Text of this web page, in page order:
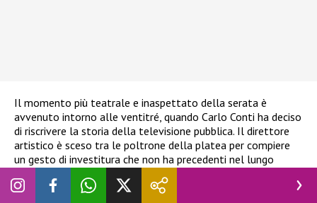
Il momento più teatrale e inaspettato della serata è
avvenuto intorno alle ventitré, quando Carlo Conti ha deciso
di riscrivere la storia della televisione pubblica. Il direttore
artistico è sceso tra le poltrone della platea per compiere
un gesto di investitura che non ha precedenti nel lungo
prima volta accade a Sanremo”, ha esclamato Conti